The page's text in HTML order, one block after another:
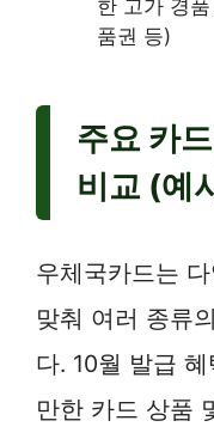
한 고가 경
품권 등)
주요 카
비교 (예
우체국카드는
맞춰 여러 종류
다. 10월 발급
만한 카드 상품